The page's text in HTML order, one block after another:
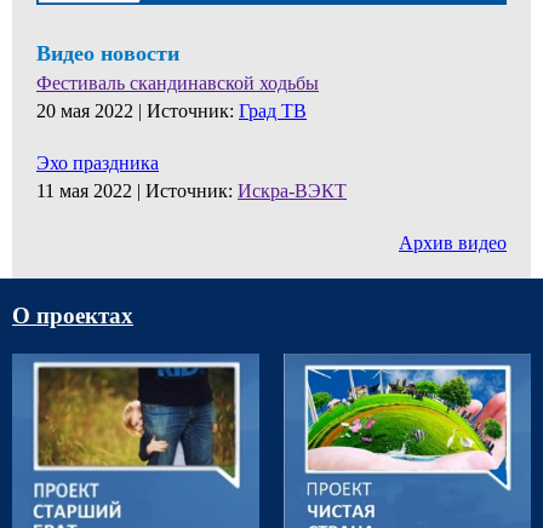
Видео новости
Фестиваль скандинавской ходьбы
20 мая 2022 | Источник: Град ТВ
Эхо праздника
11 мая 2022 | Источник: Искра-ВЭКТ
Архив видео
О проектах